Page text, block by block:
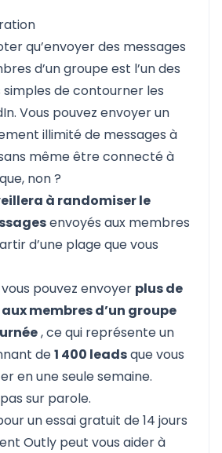
qu’envoyer des messages
d’un groupe est l’un des
simples de contourner les
Vous pouvez envoyer un
illimité de messages à
même être connecté à
non ?
à randomiser le
envoyés aux membres
d’une plage que vous
pouvez envoyer plus de
membres d’un groupe
, ce qui représente un
de1 400 leadsque vous
en une seule semaine.
sur parole.
un essai gratuit de 14 jours
Outly peut vous aider à